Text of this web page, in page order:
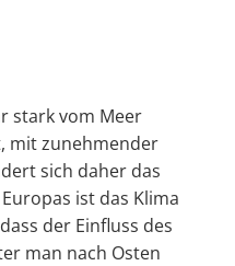
stark vom Meer
mit zunehmender
sich daher das
ist das Klima
der Einfluss des
man nach Osten